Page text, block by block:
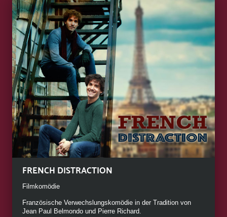
FRENCH DISTRACTION
Filmkomödie
Französische Verwechslungskomödie in der Tradition von
Jean Paul Belmondo und Pierre Richard.